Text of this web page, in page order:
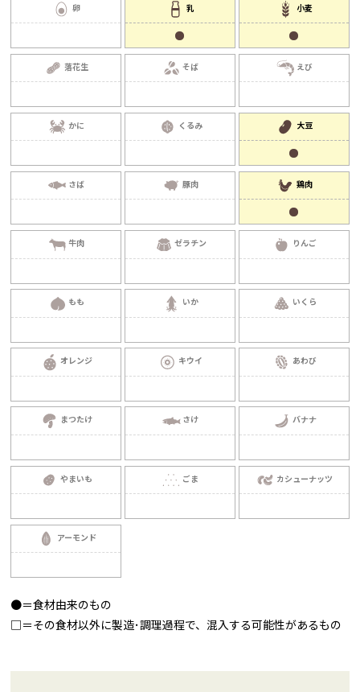
卵 乳 小麦
落花生 そば えび
かに くるみ 大豆
さば 豚肉 鶏肉
牛肉 ゼラチン りんご
もも いか いくら
オレンジ キウイ あわび
まつたけ さけ バナナ
やまいも ごま カシューナッツ
アーモンド
●＝食材由来のもの
□＝その食材以外に製造･調理過程で、混入する可能性があるもの